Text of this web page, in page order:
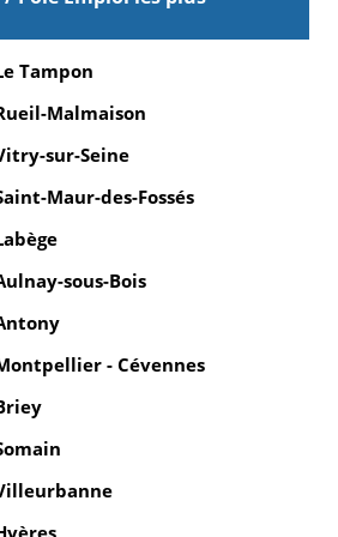
Tampon
Malmaison
sur-Seine
Maur-des-Fossés
sous-Bois
- Cévennes